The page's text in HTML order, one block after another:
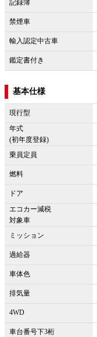
記録簿
禁煙車
輸入認定中古車
鑑定書付き
基本仕様
現行型
年式
(初年度登録)
乗員定員
燃料
ドア
エコカー減税
対象車
ミッション
過給器
車体色
排気量
4WD
車台番号下3桁